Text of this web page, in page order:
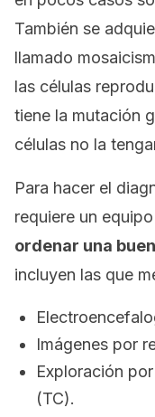
También se
llamado
las células
tiene la mutación
células no la
Para hacer el
requiere un
ordenar una
incluyen las que
Imágenes por
Exploración
(TC).